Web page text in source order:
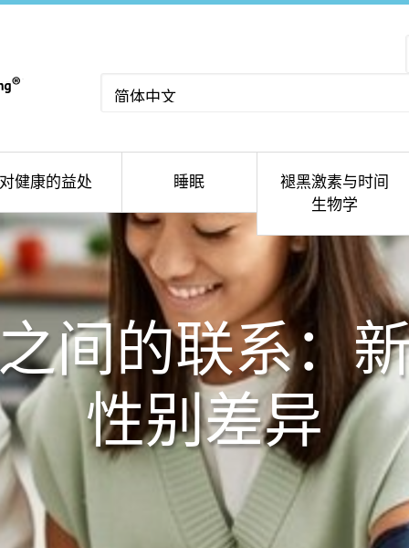
言
健康的益处
睡眠
褪黑激素与时间
生物学
间的联系：
性别差异